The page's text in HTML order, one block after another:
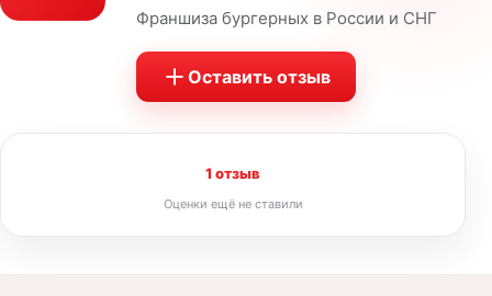
Франшиза бургерных в России и СНГ
Оставить отзыв
1 отзыв
Оценки ещё не ставили